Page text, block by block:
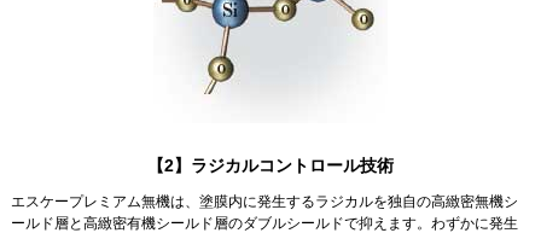
【2】ラジカルコントロール技術
エスケープレミアム無機は、塗膜内に発生するラジカルを独自の高緻密無機シ
ールド層と高緻密有機シールド層のダブルシールドで抑えます。わずかに発生